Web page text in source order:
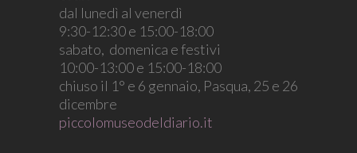
dal lunedì al venerdì
9:30-12:30 e 15:00-18:00
sabato, domenica e festivi
10:00-13:00 e 15:00-18:00
chiuso il 1° e 6 gennaio, Pasqua, 25 e 26
dicembre
piccolomuseodeldiario.it